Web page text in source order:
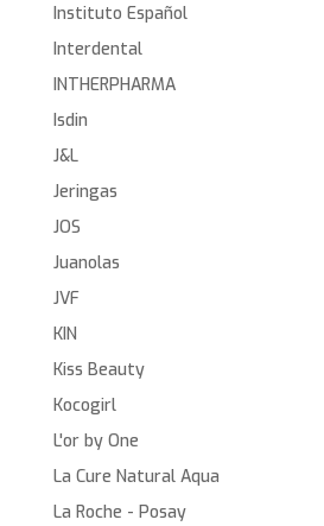
Instituto Español
Interdental
INTHERPHARMA
Isdin
J&L
Jeringas
JOS
Juanolas
JVF
KIN
Kiss Beauty
Kocogirl
L'or by One
La Cure Natural Aqua
La Roche - Posay